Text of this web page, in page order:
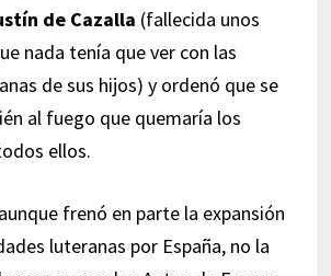
de Cazalla (fallecida unos
nada tenía que ver con las
de sus hijos) y ordenó que se
al fuego que quemaría los
ellos.
frenó en parte la expansión
luteranas por España, no la